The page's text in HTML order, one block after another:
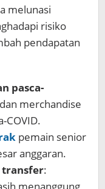
melunasi
risiko
pendapatan
pasca-
merchandise
COVID.
pemain senior
anggaran.
transfer: